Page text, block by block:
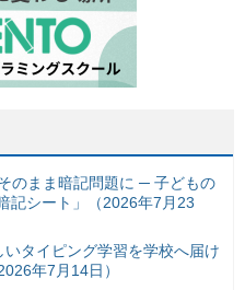
のまま暗記問題に ─ 子どもの
記シート」（2026年7月23
タイピング学習を学校へ届け
年7月14日）